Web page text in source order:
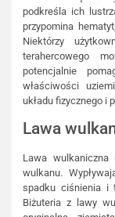
podkreśla ich
przypomina
Niektórzy
terahercowego
potencjalnie
właściwości
układu fizycznego i
Lawa
Lawa
wulkanu.
spadku ciśnienia i
Biżuteria z lawy